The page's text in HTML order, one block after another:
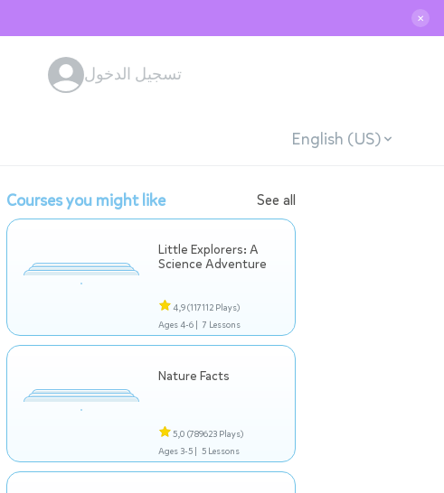
✕
تسجيل الدخول
English (US)
Courses you might like See all
Little Explorers: A
Science Adventure
4,9(117112 Plays)
Ages 4-6 | 7 Lessons
Nature Facts
5,0 (789623 Plays)
Ages 3-5 | 5 Lessons